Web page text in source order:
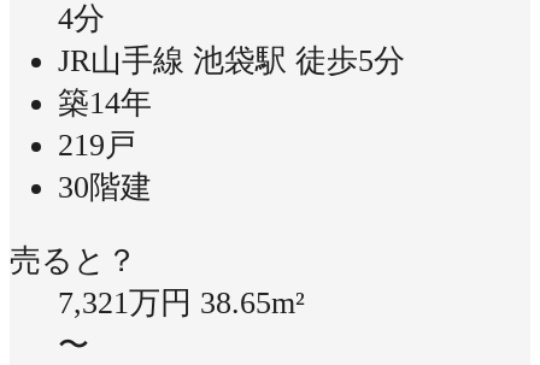
4分
JR山手線 池袋駅 徒歩5分
築14年
219戸
30階建
売ると？
7,321万円 38.65m²
〜